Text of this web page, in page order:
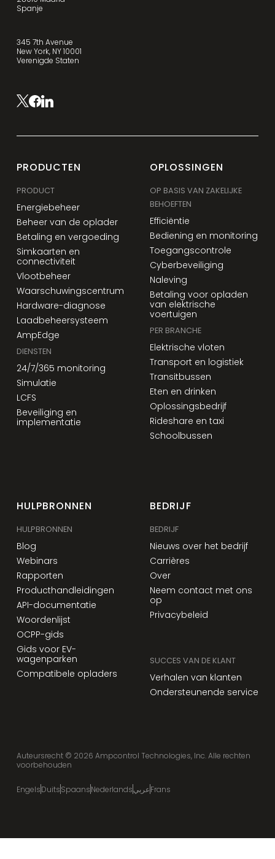
Spanje
345 7th Avenue
New York, NY 10001
Verenigde Staten
PRODUCTEN
PRODUCT
Energiebeheer
Beheer van de oplader
Betaling en vergoeding
Simkaarten en
connectiviteit
Vlootbeheer
Waarschuwingscentrum
Hardware-diagnose
Laadbeheersysteem
AmpEdge
DIENSTEN
24/7/365 monitoring
Simulatie
LCFS
Beveiliging en
implementatie
OPLOSSINGEN
OP BASIS VAN ZAKELIJKE
BEHOEFTEN
Efficiëntie
Bediening en monitoring
Toegangscontrole
Cyberbeveiliging
Naleving
Betaling voor opladen
van elektrische
voertuigen
PER BRANCHE
Elektrische vloten
Transport en logistiek
Transitbussen
Eten en drinken
Oplossingsbedrijf
Rideshare en taxi
Schoolbussen
HULPBRONNEN
HULPBRONNEN
Blog
Webinars
Rapporten
Producthandleidingen
API-documentatie
Woordenlijst
OCPP-gids
Gids voor EV-
wagenparken
Compatibele opladers
BEDRIJF
BEDRIJF
Nieuws over het bedrijf
Carrières
Over
Neem contact met ons
op
Privacybeleid
SUCCES VAN DE KLANT
Verhalen van klanten
Ondersteunende service
Auteursrecht © 2026 Ampcontrol Technologies, Inc. Alle rechten
voorbehouden
EngelsDuitsSpaansNederlandsعربيFrans